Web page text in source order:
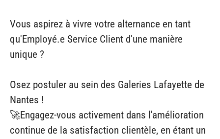
Vous aspirez à vivre votre alternance en tant
qu'Employé.e Service Client d'une manière
unique ?
Osez postuler au sein des Galeries Lafayette de
Nantes !
🚀Engagez-vous activement dans l'amélioration
continue de la satisfaction clientèle, en étant un